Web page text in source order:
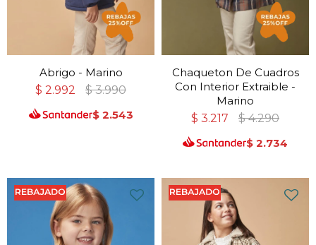
Abrigo - Marino
$ 2.992 $ 3.990
$ 2.543
Chaqueton De Cuadros
Con Interior Extraible -
Marino
$ 3.217 $ 4.290
$ 2.734